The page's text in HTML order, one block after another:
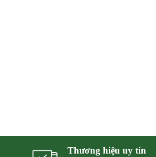
Thương hiệu uy tín